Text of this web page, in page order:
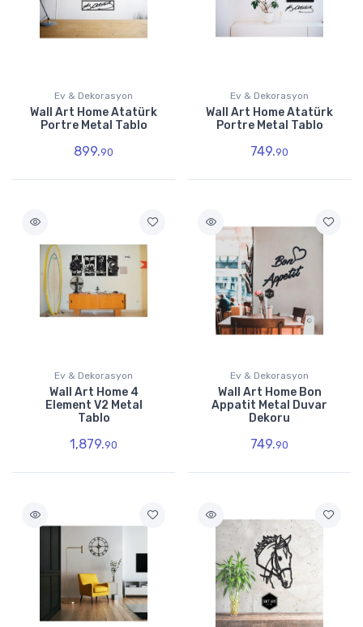
Ev & Dekorasyon
Wall Art Home Atatürk
Portre Metal Tablo
899.90
Ev & Dekorasyon
Wall Art Home Atatürk
Portre Metal Tablo
749.90
Ev & Dekorasyon
Wall Art Home 4
Element V2 Metal
Tablo
1,879.90
Ev & Dekorasyon
Wall Art Home Bon
Appatit Metal Duvar
Dekoru
749.90